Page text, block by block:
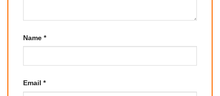
Name *
Email *